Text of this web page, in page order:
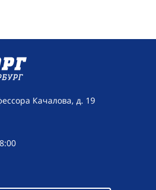
Качалова, д. 19